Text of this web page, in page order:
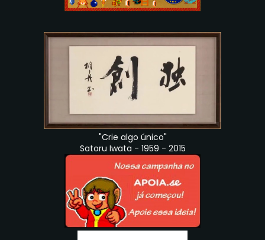
"Crie algo único"
Satoru Iwata - 1959 - 2015